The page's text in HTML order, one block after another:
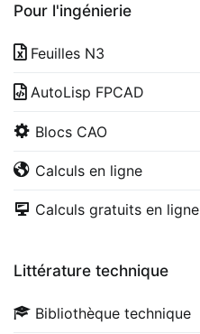
Pour l'ingénierie
Feuilles N3
AutoLisp FPCAD
Blocs CAO
Calculs en ligne
Calculs gratuits en ligne
Littérature technique
Bibliothèque technique